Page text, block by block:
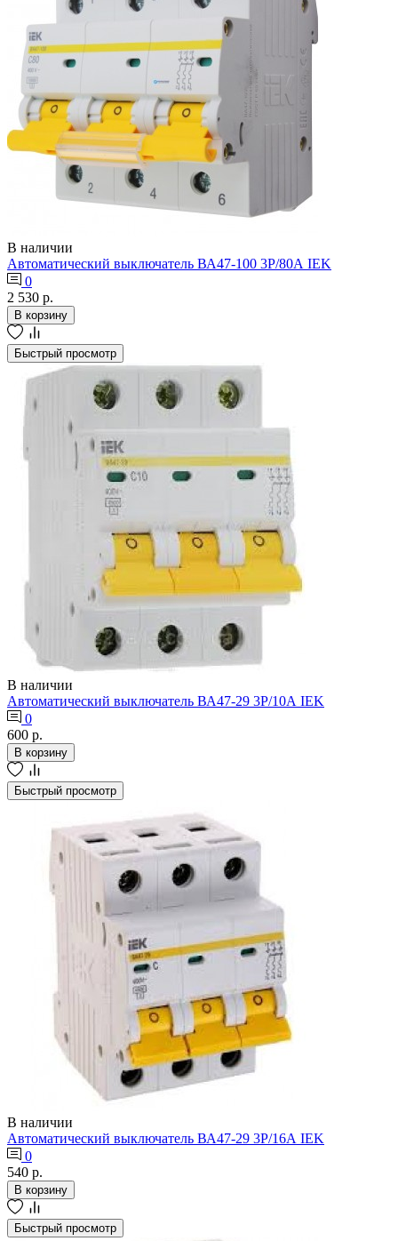
В наличии
Автоматический выключатель ВА47-100 3Р/80А IEK
0
2 530 р.
В корзину
Быстрый просмотр
В наличии
Автоматический выключатель ВА47-29 3Р/10А IEK
0
600 р.
В корзину
Быстрый просмотр
В наличии
Автоматический выключатель ВА47-29 3Р/16А IEK
0
540 р.
В корзину
Быстрый просмотр